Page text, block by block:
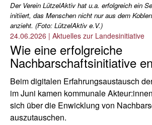
Der Verein LützelAktiv hat u.a. erfolgreich ein
initiiert, das Menschen nicht nur aus dem
anzieht. (Foto: LützelAktiv e.V.)
24.06.2026 | Aktuelles zur Landesinitiative
Wie eine erfolgreiche
Nachbarschaftsinitiative
Beim digitalen Erfahrungsaustausch
im Juni kamen kommunale
sich über die Enwicklung von
auszutauschen.